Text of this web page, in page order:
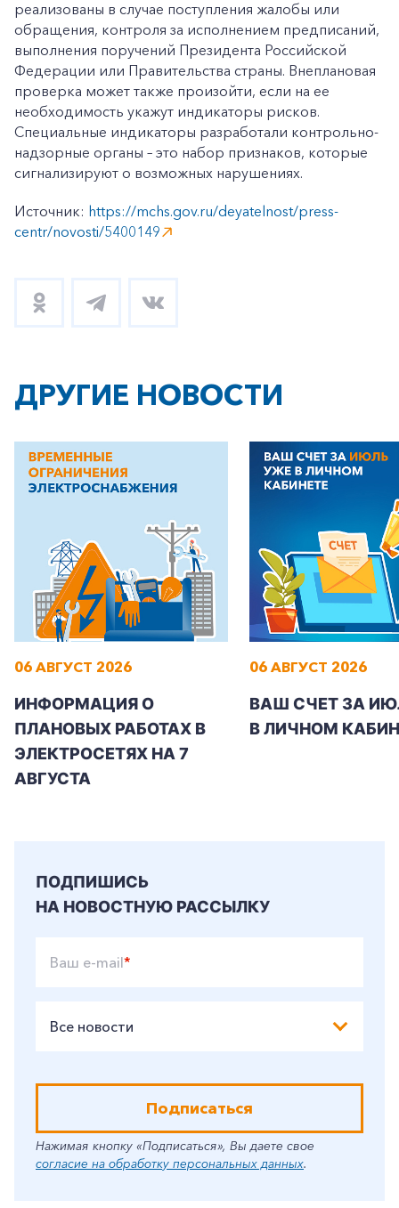
+7-800-700-24-57
Частным клиентам
Корпоративным клиентам
реализованы в случае поступления жалобы или
обращения, контроля за исполнением предписаний,
выполнения поручений Президента Российской
Федерации или Правительства страны. Внеплановая
проверка может также произойти, если на ее
необходимость укажут индикаторы рисков.
Специальные индикаторы разработали контрольно-
надзорные органы – это набор признаков, которые
сигнализируют о возможных нарушениях.
Источник: https://mchs.gov.ru/deyatelnost/press-
centr/novosti/5400149
ДРУГИЕ НОВОСТИ
06 АВГУСТ 2026
ИНФОРМАЦИЯ О
ПЛАНОВЫХ РАБОТАХ В
ЭЛЕКТРОСЕТЯХ НА 7
АВГУСТА
06 АВГУСТ 2026
ВАШ СЧЕТ ЗА
В ЛИЧНОМ
ПОДПИШИСЬ
НА НОВОСТНУЮ РАССЫЛКУ
Ваш e-mail*
Все новости
Подписаться
Нажимая кнопку «Подписаться», Вы даете свое
согласие на обработку персональных данных.